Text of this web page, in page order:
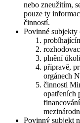
nebo zneužitím,
pouze ty
činností.
Povinné subjekty
plnění
přípravě,
orgánech
činnosti
opatřeních
Povinný subjekt